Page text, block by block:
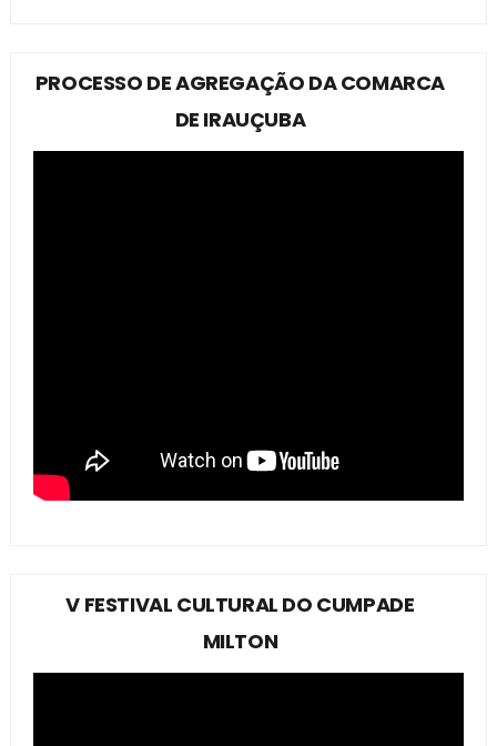
PROCESSO DE AGREGAÇÃO DA COMARCA
DE IRAUÇUBA
V FESTIVAL CULTURAL DO CUMPADE
MILTON